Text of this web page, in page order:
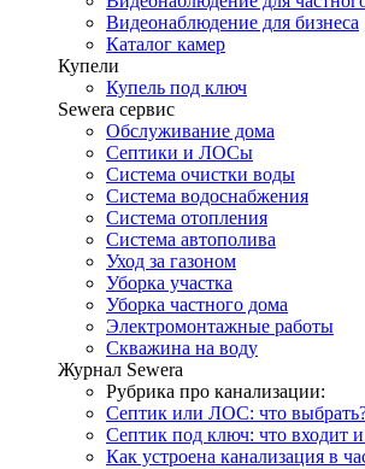
Видеонаблюдение для бизнеса
Каталог камер
Купели
Купель под ключ
Sewera сервис
Обслуживание дома
Септики и ЛОСы
Система очистки воды
Система водоснабжения
Система отопления
Система автополива
Уход за газоном
Уборка участка
Уборка частного дома
Электромонтажные работы
Скважина на воду
Журнал Sewera
Рубрика про канализации:
Септик или ЛОС: что
Септик под ключ: что входит и
Как устроена канализация в